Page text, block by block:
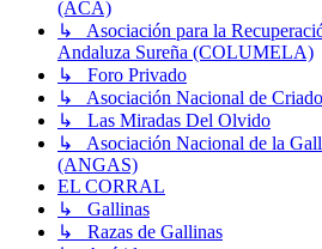
(ACA)
↳ Asociación para la
Andaluza Sureña (COLUMELA)
↳ Foro Privado
↳ Asociación Nacional de
↳ Las Miradas Del Olvido
↳ Asociación Nacional de la
(ANGAS)
EL CORRAL
↳ Gallinas
↳ Razas de Gallinas